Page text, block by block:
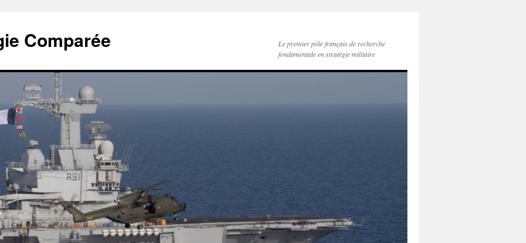
Comparée
Le premier pôle français de recherche
fondamentale en stratégie militaire